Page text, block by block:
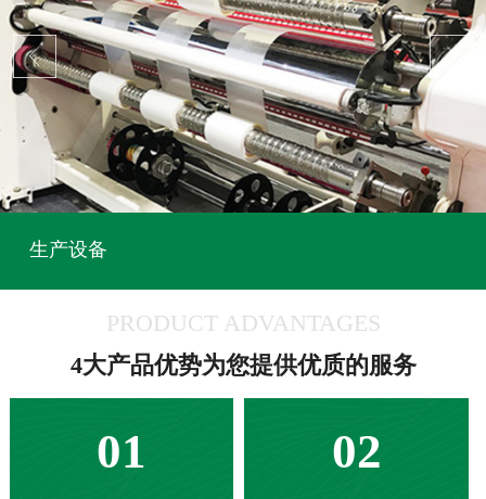
生产设备
PRODUCT ADVANTAGES
4大产品优势为您提供优质的服务
01 02